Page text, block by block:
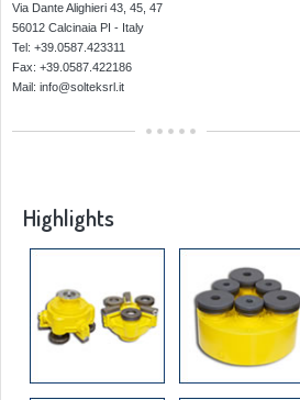
Via Dante Alighieri 43, 45, 47
56012 Calcinaia PI - Italy
Tel: +39.0587.423311
Fax: +39.0587.422186
Mail: info@solteksrl.it
Highlights